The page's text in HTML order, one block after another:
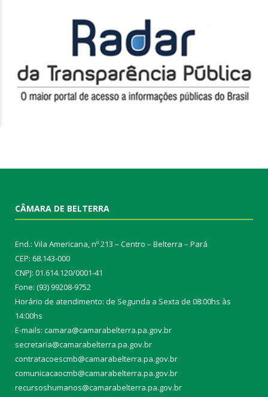
CÂMARA DE BELTERRA
End.: Vila Americana, nº 213 – Centro – Belterra – Pará
CEP: 68.143-000
CNPJ: 01.614.120/0001-41
Fone: (93) 99208-9752
Horário de atendimento: de Segunda a Sexta de 08:00hs às
14:00hs
E-mails: camara@camarabelterra.pa.gov.br
secretaria@camarabelterra.pa.gov.br
contratacoescmb@camarabelterra.pa.gov.br
comunicacaocmb@camarabelterra.pa.gov.br
recursoshumanos@camarabelterra.pa.gov.br